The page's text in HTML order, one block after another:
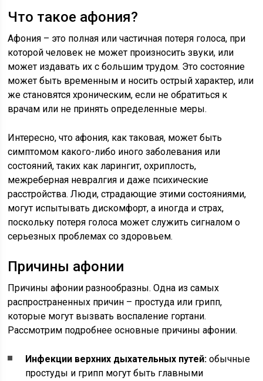
Что такое афония?
Афония – это полная или частичная потеря голоса, при
которой человек не может произносить звуки, или
может издавать их с большим трудом. Это состояние
может быть временным и носить острый характер, или
же становятся хроническим, если не обратиться к
врачам или не принять определенные меры.
Интересно, что афония, как таковая, может быть
симптомом какого-либо иного заболевания или
состояний, таких как ларингит, охриплость,
межреберная невралгия и даже психические
расстройства. Люди, страдающие этими состояниями,
могут испытывать дискомфорт, а иногда и страх,
поскольку потеря голоса может служить сигналом о
серьезных проблемах со здоровьем.
Причины афонии
Причины афонии разнообразны. Одна из самых
распространенных причин – простуда или грипп,
которые могут вызвать воспаление гортани.
Рассмотрим подробнее основные причины афонии.
Инфекции верхних дыхательных путей: обычные
простуды и грипп могут быть главными